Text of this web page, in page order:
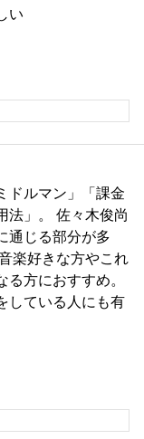
い
ドルマン」「課金
法」。 佐々木俊尚
通じる部分が多
楽好きな方やこれ
方におすすめ。
している人にも有